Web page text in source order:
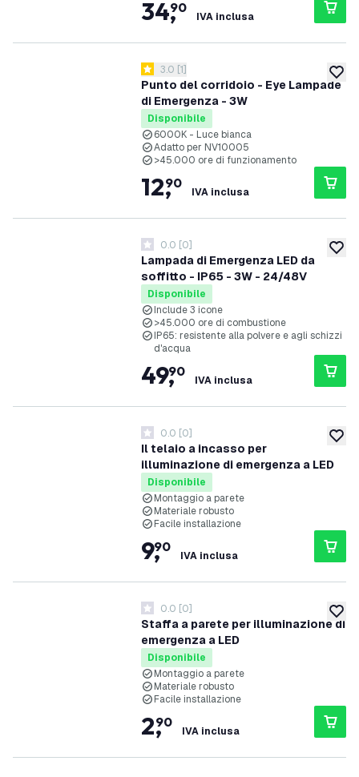
34,
90
IVA inclusa
Punto del corridoio - Eye Lampade
di Emergenza - 3W
apri il cassetto delle recensioni
3 stelle di valutazione
3.0 [1]
Disponibile
6000K - Luce bianca
Adatto per NV10005
>45.000 ore di funzionamento
12,
90
IVA inclusa
Lampada di Emergenza LED da
soffitto - IP65 - 3W - 24/48V
0 stelle di valutazione
0.0 [0]
Disponibile
Include 3 icone
>45.000 ore di combustione
IP65: resistente alla polvere e agli schizzi
d'acqua
49,
90
IVA inclusa
Il telaio a incasso per
illuminazione di emergenza a LED
0 stelle di valutazione
0.0 [0]
Disponibile
Montaggio a parete
Materiale robusto
Facile installazione
9,
90
IVA inclusa
Staffa a parete per illuminazione di
emergenza a LED
0 stelle di valutazione
0.0 [0]
Disponibile
Montaggio a parete
Materiale robusto
Facile installazione
2,
90
IVA inclusa